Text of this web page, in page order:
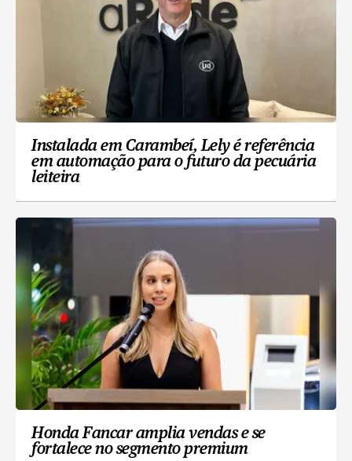
Instalada em Carambeí, Lely é referência
em automação para o futuro da pecuária
leiteira
Honda Fancar amplia vendas e se
fortalece no segmento premium